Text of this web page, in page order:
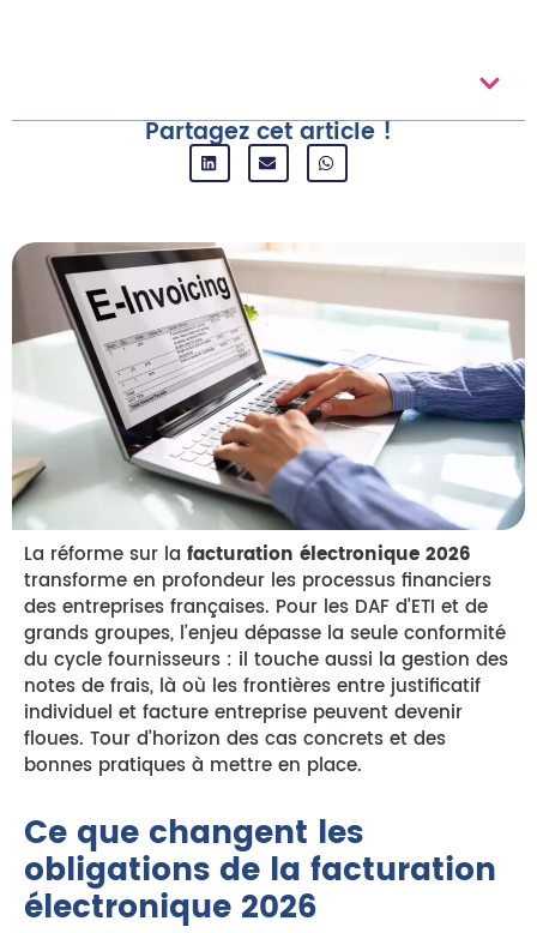
Partagez cet article !
La réforme sur la facturation électronique 2026
transforme en profondeur les processus financiers
des entreprises françaises. Pour les DAF d’ETI et de
grands groupes, l’enjeu dépasse la seule conformité
du cycle fournisseurs : il touche aussi la gestion des
notes de frais, là où les frontières entre justificatif
individuel et facture entreprise peuvent devenir
floues. Tour d’horizon des cas concrets et des
bonnes pratiques à mettre en place.
Ce que changent les
obligations de la facturation
électronique 2026